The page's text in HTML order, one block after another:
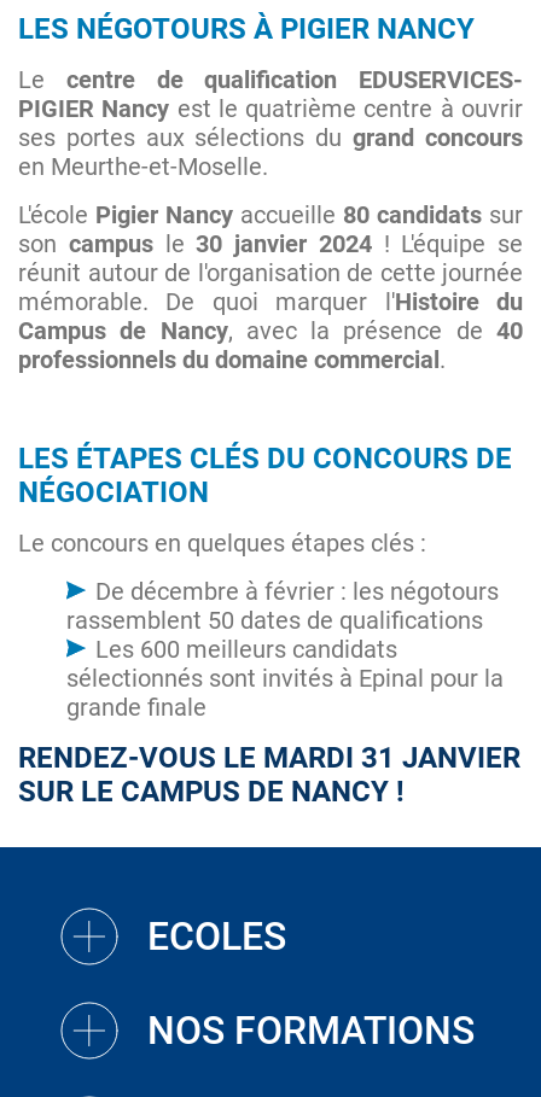
LES NÉGOTOURS À PIGIER NANCY
Le centre de qualification EDUSERVICES-
PIGIER Nancy est le quatrième centre à ouvrir
ses portes aux sélections dugrand concours
en Meurthe-et-Moselle.
L'école Pigier Nancy accueille 80 candidats sur
son campus le30 janvier 2024! L'équipe se
réunit autour de l'organisation de cette journée
mémorable. De quoi marquer l'Histoire du
Campus de Nancy, avec la présence de40
professionnels du domaine commercial.
LES ÉTAPES CLÉS DU CONCOURS DE
NÉGOCIATION
Le concours en quelques étapes clés :
De décembre à février : les négotours
rassemblent 50 dates de qualifications
Les 600 meilleurs candidats
sélectionnés sont invités à Epinal pour la
grande finale
RENDEZ-VOUS LE MARDI 31 JANVIER
SUR LE CAMPUS DE NANCY !
ECOLES
NOS FORMATIONS